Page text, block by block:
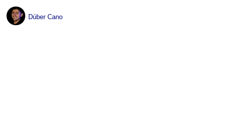
Dúber Cano